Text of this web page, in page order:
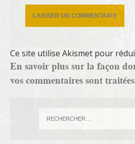
Ce site utilise Akismet pour
En savoir plus sur la façon
vos commentaires sont traitées.